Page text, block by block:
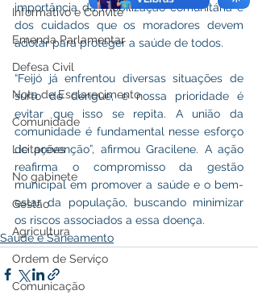
Informativo e Convite
Emenda Parlamentar
Defesa Civil
Nota de Esclarecimento
Comunidade
Licitações
No gabinete
Gestão
Agricultura
Ordem de Serviço
Comunicação
importância da mobilização comunitária e
dos cuidados que os moradores devem
adotar para proteger a saúde de todos.
“Feijó já enfrentou diversas situações de
surto de dengue, e nossa prioridade é
evitar que isso se repita. A união da
comunidade é fundamental nesse esforço
de prevenção”, afirmou Gracilene. A ação
reafirma o compromisso da gestão
municipal em promover a saúde e o bem-
estar da população, buscando minimizar
os riscos associados a essa doença.
Saúde e Saneamento